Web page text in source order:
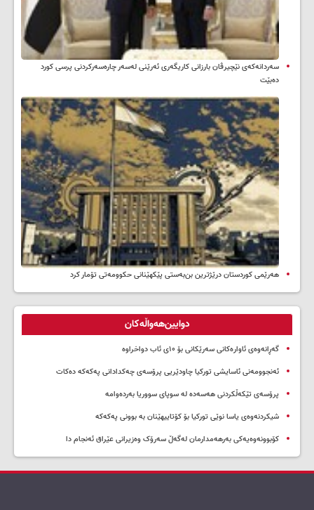
سه‌ردانه‌کەی نێچیرڤان بارزانی كاریگه‌ری ئه‌رێنی له‌سه‌ر چاره‌سه‌ركردنی پرسی كورد
ده‌بێت
هەرێمی کوردستان درێژترین بن‌بەستی پێکهێنانی حکوومەتی تۆمار کرد
دوایین‌هەواڵەکان
گەڕانەوەی ئاوارەکانی سەرێکانی بۆ ۱۰ی ئاب دواخراوە
ئەنجوومەنی ئاسایشی تورکیا چاودێریی پرۆسەی چەکدادانی پەکەکە دەکات
پرۆسەی تێکەڵکردنی هەسەدە لە سوپای سووریا بەردەوامە
شیکردنەوەی یاسا نوێی تورکیا بۆ کۆتاییهێنان بە بوونی پەکەکە
کۆبوونەوەیەکی بەرهەمدارمان لەگەڵ سەرۆک وەزیرانی عێراق ئەنجام دا